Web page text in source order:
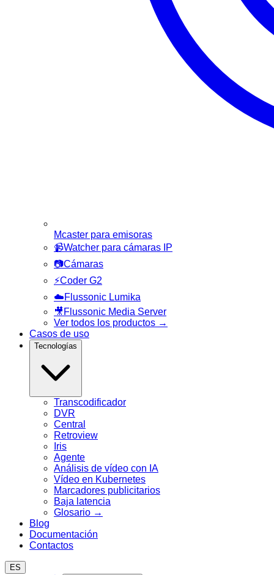
Mcaster para emisoras
📹Watcher para cámaras IP
📷Cámaras
⚡Coder G2
☁️Flussonic Lumika
🎥 Flussonic Media Server
Ver todos los productos →
Casos de uso
Tecnologías
Transcodificador
DVR
Central
Retroview
Iris
Agente
Análisis de vídeo con IA
Vídeo en Kubernetes
Marcadores publicitarios
Baja latencia
Glosario →
Blog
Documentación
Contactos
ES